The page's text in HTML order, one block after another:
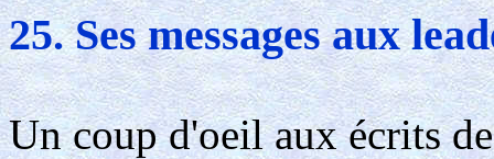
25. Ses messages aux
Un coup d'oeil aux écrits